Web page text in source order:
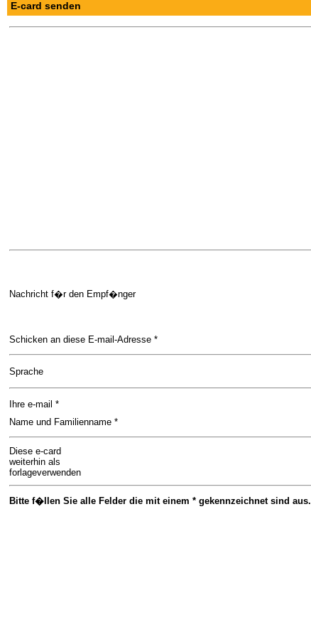
E-card senden
Nachricht f�r den Empf�nger
Schicken an diese E-mail-Adresse *
Sprache
Ihre e-mail *
Name und Familienname *
Diese e-card
weiterhin als
forlageverwenden
Bitte f�llen Sie alle Felder die mit einem * gekennzeichnet sind aus.